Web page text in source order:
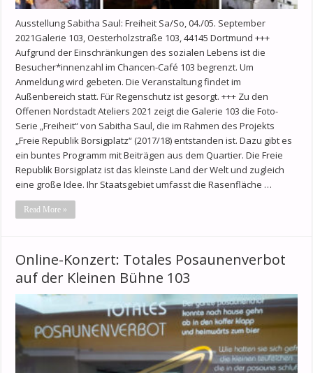
Ausstellung Sabitha Saul: Freiheit Sa/So, 04./05. September
2021Galerie 103, Oesterholzstraße 103, 44145 Dortmund +++
Aufgrund der Einschränkungen des sozialen Lebens ist die
Besucher*innenzahl im Chancen-Café 103 begrenzt. Um
Anmeldung wird gebeten. Die Veranstaltung findet im
Außenbereich statt. Für Regenschutz ist gesorgt. +++ Zu den
Offenen Nordstadt Ateliers 2021 zeigt die Galerie 103 die Foto-
Serie „Freiheit“ von Sabitha Saul, die im Rahmen des Projekts
„Freie Republik Borsigplatz“ (2017/18) entstanden ist. Dazu gibt es
ein buntes Programm mit Beiträgen aus dem Quartier. Die Freie
Republik Borsigplatz ist das kleinste Land der Welt und zugleich
eine große Idee. Ihr Staatsgebiet umfasst die Rasenfläche …
Read More »
Online-Konzert: Totales Posaunenverbot
auf der Kleinen Bühne 103